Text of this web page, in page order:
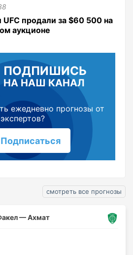
продали за $60 500 на
аукционе
ПОДПИШИСЬ
НА НАШ КАНАЛ
ежедневно прогнозы от
экспертов?
Подписаться
смотреть все прогнозы
— Ахмат